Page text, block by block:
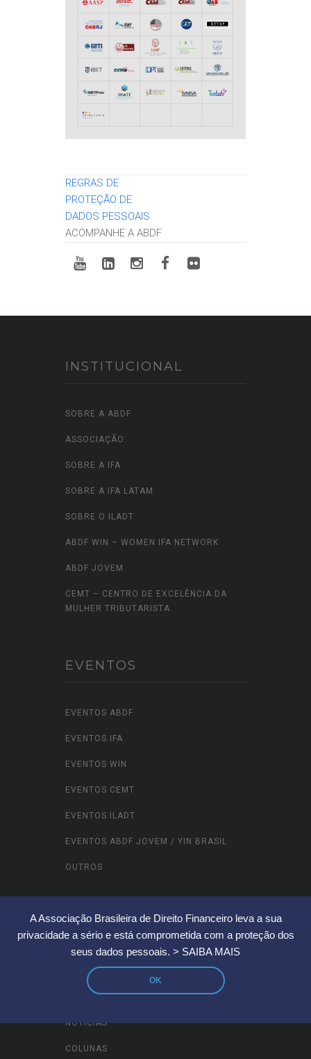
A Associação Brasileira de Direito Financeiro leva a sua
privacidade a sério e está comprometida com a proteção dos
seus dados pessoais. > SAIBA MAIS
OK
REGRAS DE
PROTEÇÃO DE
DADOS PESSOAIS
ACOMPANHE A ABDF
INSTITUCIONAL
SOBRE A ABDF
ASSOCIAÇÃO
SOBRE A IFA
SOBRE A IFA LATAM
SOBRE O ILADT
ABDF WIN – WOMEN IFA NETWORK
ABDF JOVEM
CEMT – CENTRO DE EXCELÊNCIA DA
MULHER TRIBUTARISTA
EVENTOS
EVENTOS ABDF
EVENTOS IFA
EVENTOS WIN
EVENTOS CEMT
EVENTOS ILADT
EVENTOS ABDF JOVEM / YIN BRASIL
OUTROS
CONTEÚDOS
VÍDEOS
NOTÍCIAS
COLUNAS